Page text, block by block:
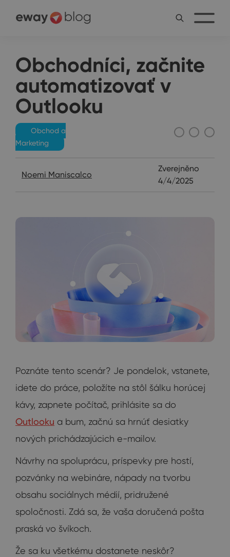
Obchodníci, začnite
automatizovať v
Outlooku
Obchod a
Marketing
Noemi Maniscalco
Zverejněno
4/4/2025
Poznáte tento scenár? Je pondelok, vstanete,
idete do práce, položíte na stôl šálku horúcej
kávy, zapnete počítač, prihlásite sa do
Outlooku a bum, začnú sa hrnúť desiatky
nových prichádzajúcich e-mailov.
Návrhy na spoluprácu, príspevky pre hostí,
pozvánky na webináre, nápady na tvorbu
obsahu sociálnych médií, pridružené
spoločnosti. Zdá sa, že vaša doručená pošta
praská vo švíkoch.
Že sa ku všetkému dostanete neskôr?